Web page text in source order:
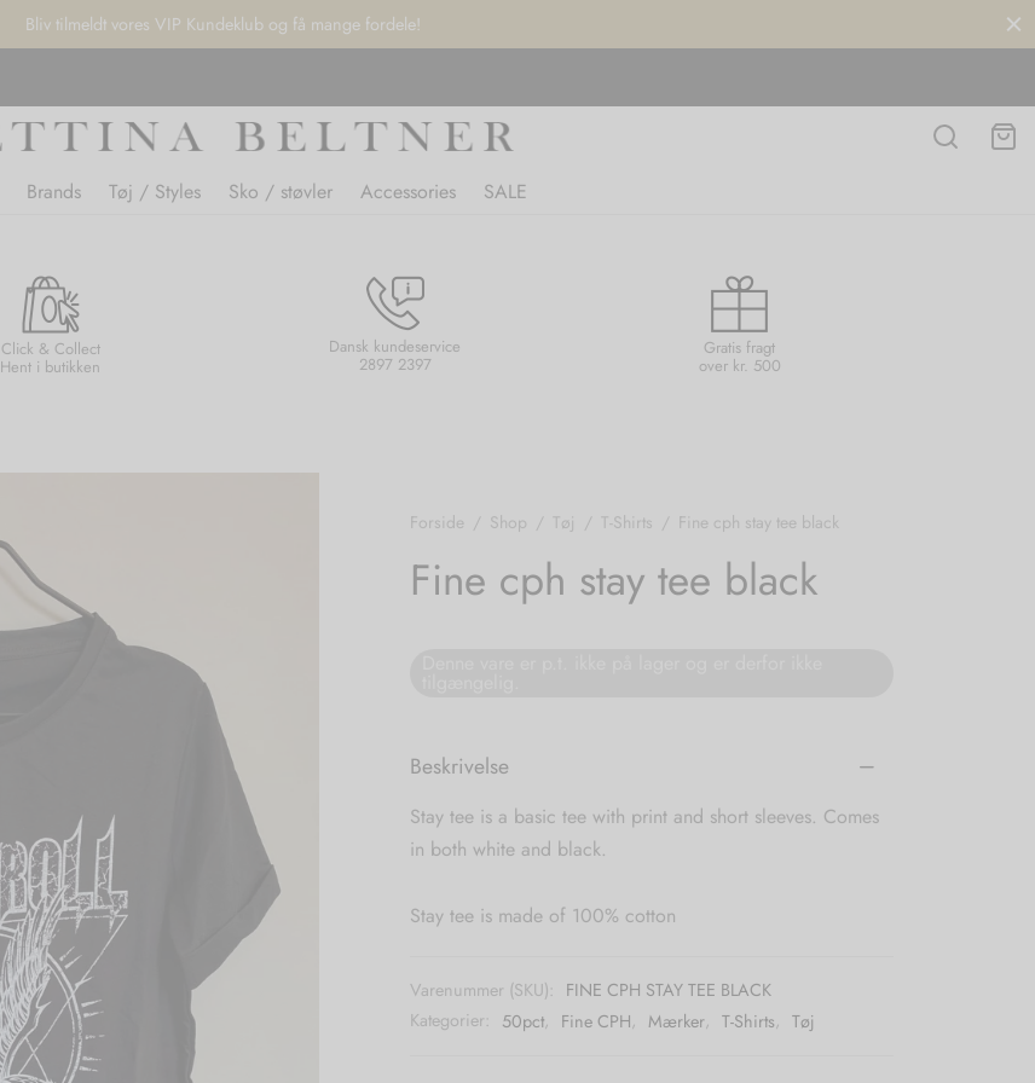
Bliv tilmeldt vores VIP Kundeklub og få mange fordele!
Brands Tøj / Styles Sko / støvler Accessories SALE
Click & Collect
Hent i butikken
Dansk kundeservice
2897 2397
Gratis fragt
over kr. 500
Forside / Shop / Tøj / T-Shirts / Fine cph stay tee black
Fine cph stay tee black
Beskrivelse
Stay tee is a basic tee with print and short sleeves. Comes
in both white and black.
Stay tee is made of 100% cotton
Varenummer (SKU): FINE CPH STAY TEE BLACK
Kategorier: 50pct, Fine CPH, Mærker, T-Shirts, Tøj